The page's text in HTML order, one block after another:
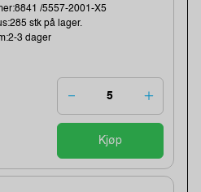
/5557-2001-X5
stk på lager.
3 dager
Kjøp